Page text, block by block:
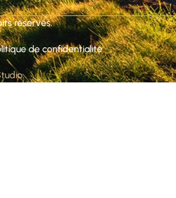
réservés.
de confidentialité
.